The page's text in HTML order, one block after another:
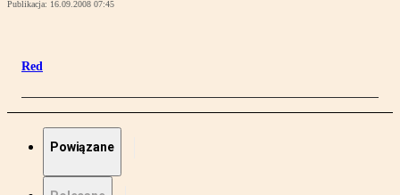
Publikacja: 16.09.2008 07:45
Red
Powiązane